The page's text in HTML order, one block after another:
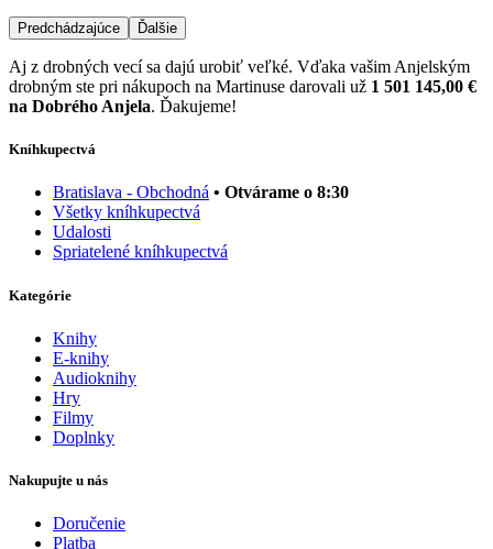
Predchádzajúce Ďalšie
Aj z drobných vecí sa dajú urobiť veľké. Vďaka vašim Anjelským
drobným ste pri nákupoch na Martinuse darovali už 1 501 145,00 €
na Dobrého Anjela. Ďakujeme!
Kníhkupectvá
Bratislava - Obchodná • Otvárame o 8:30
Všetky kníhkupectvá
Udalosti
Spriatelené kníhkupectvá
Kategórie
Knihy
E-knihy
Audioknihy
Hry
Filmy
Doplnky
Nakupujte u nás
Doručenie
Platba